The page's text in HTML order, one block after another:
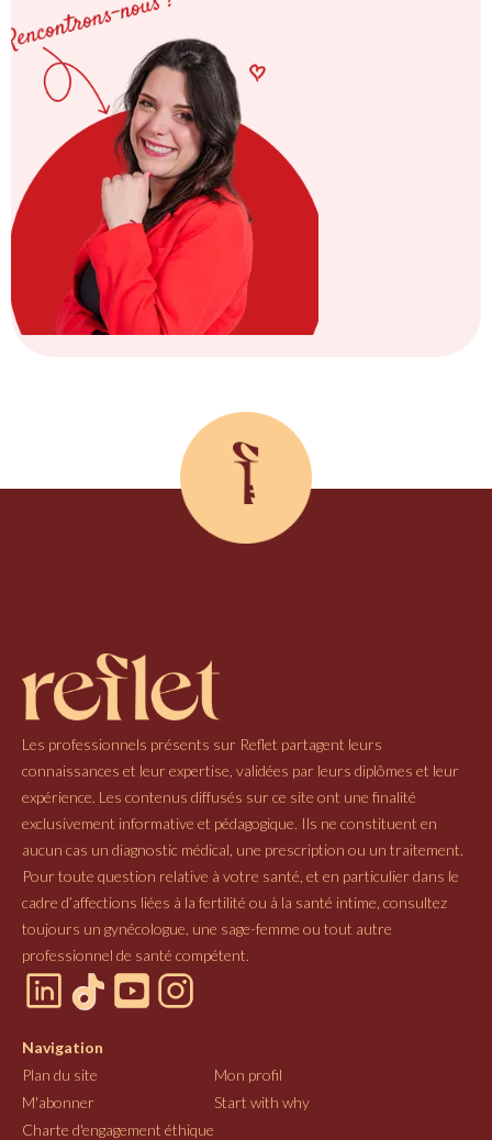
Les professionnels présents sur Reflet partagent leurs
connaissances et leur expertise, validées par leurs diplômes et leur
expérience. Les contenus diffusés sur ce site ont une finalité
exclusivement informative et pédagogique. Ils ne constituent en
aucun cas un diagnostic médical, une prescription ou un traitement.
Pour toute question relative à votre santé, et en particulier dans le
cadre d’affections liées à la fertilité ou à la santé intime, consultez
toujours un gynécologue, une sage-femme ou tout autre
professionnel de santé compétent.
Navigation
Plan du site
Mon profil
M'abonner
Start with why
Charte d'engagement éthique